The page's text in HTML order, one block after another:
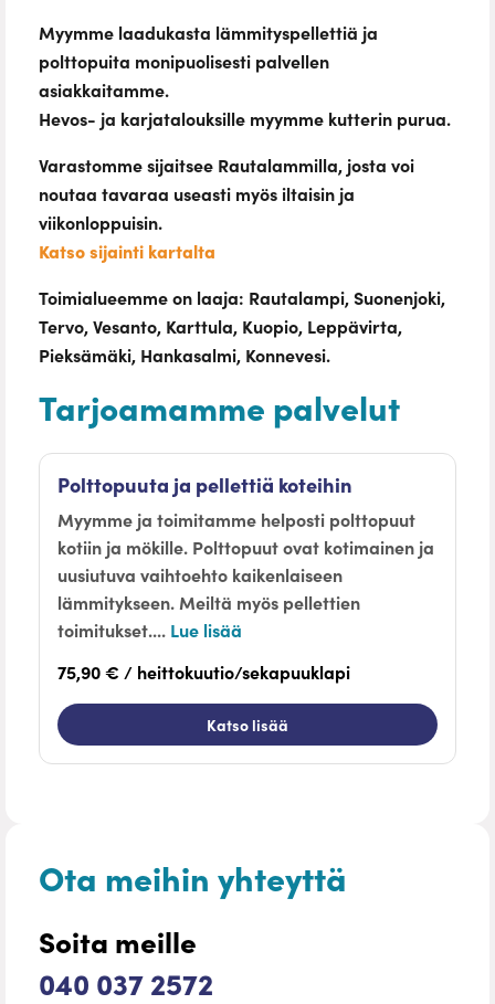
Myymme laadukasta lämmityspellettiä ja
polttopuita monipuolisesti palvellen
asiakkaitamme.
Hevos- ja karjatalouksille myymme kutterin purua.
Varastomme sijaitsee Rautalammilla, josta voi
noutaa tavaraa useasti myös iltaisin ja
viikonloppuisin.
Katso sijainti kartalta
Toimialueemme on laaja: Rautalampi, Suonenjoki,
Tervo, Vesanto, Karttula, Kuopio, Leppävirta,
Pieksämäki, Hankasalmi, Konnevesi.
Tarjoamamme palvelut
Polttopuuta ja pellettiä koteihin
Myymme ja toimitamme helposti polttopuut
kotiin ja mökille. Polttopuut ovat kotimainen ja
uusiutuva vaihtoehto kaikenlaiseen
lämmitykseen. Meiltä myös pellettien
toimitukset.... Lue lisää
75,90 € / heittokuutio/sekapuuklapi
Katso lisää
Ota meihin yhteyttä
Soita meille
040 037 2572